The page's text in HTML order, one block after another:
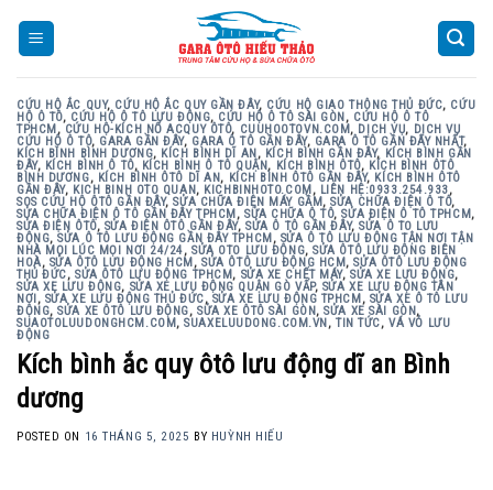
CỨU HỘ ẮC QUY, CỨU HỘ ẮC QUY GẦN ĐÂY, CỨU HỘ GIAO THÔNG THỦ ĐỨC, CỨU
HỘ Ô TÔ, CỨU HỘ Ô TÔ LƯU ĐỘNG, CỨU HỘ Ô TÔ SÀI GÒN, CỨU HỘ Ô TÔ
TPHCM, CỨU HỘ-KÍCH NỔ ACQUY ÔTÔ, CUUHOOTOVN.COM, DỊCH VỤ, DỊCH VỤ
CỨU HỘ Ô TÔ, GARA GẦN ĐÂY, GARA Ô TÔ GẦN ĐÂY, GARA Ô TÔ GẦN ĐÂY NHẤT,
KÍCH BÌNH BÌNH DƯƠNG, KÍCH BÌNH DĨ AN, KÍCH BÌNH GẦN ĐÂY, KÍCH BÌNH GẦN
ĐÂY, KÍCH BÌNH Ô TÔ, KÍCH BÌNH Ô TÔ QUẬN, KÍCH BÌNH ÔTÔ, KÍCH BÌNH ÔTÔ
BÌNH DƯƠNG, KÍCH BÌNH ÔTÔ DĨ AN, KÍCH BÌNH ÔTÔ GẦN ĐÂY, KÍCH BÌNH ÔTÔ
GẦN ĐÂY, KICH BINH OTO QUAN, KICHBINHOTO.COM, LIÊN HỆ:0933.254.933,
SOS CỨU HỘ ÔTÔ GẦN ĐÂY,SỬA CHỮA ĐIỆN MÁY GẦM,SỬA CHỮA ĐIỆN Ô TÔ,
SỬA CHỮA ĐIỆN Ô TÔ GẦN ĐÂY TPHCM,SỬA CHỮA Ô TÔ,SỬA ĐIỆN Ô TÔ TPHCM,
SỬA ĐIỆN ÔTÔ, SỬA ĐIỆN ÔTÔ GẦN ĐÂY,SỬA Ô TÔ GẦN ĐÂY,SỬA Ô TO LƯU
ĐỘNG,SỬA Ô TÔ LƯU ĐỘNG GẦN ĐÂY TPHCM, SỬA Ô TÔ LƯU ĐỘNG TẬN NƠI TẬN
NHÀ MỌI LÚC MỌI NƠI 24/24,SỬA OTO LƯU ĐỘNG,SỬA ÔTÔ LƯU ĐỘNG BIÊN
HOÀ, SỬA ÔTÔ LƯU ĐỘNG HCM,SỬA ÔTÔ LƯU ĐỘNG HCM,SỬA ÔTÔ LƯU ĐỘNG
THỦ ĐỨC,SỬA ÔTÔ LƯU ĐỘNG TPHCM, SỬA XE CHẾT MÁY,SỬA XE LƯU ĐỘNG,
SỬA XE LƯU ĐỘNG, SỬA XE LƯU ĐỘNG QUẬN GÒ VẤP, SỬA XE LƯU ĐỘNG TÂN
NƠI, SỬA XE LƯU ĐỘNG THỦ ĐỨC, SỬA XE LƯU ĐỘNG TPHCM, SỬA XE Ô TÔ LƯU
ĐỘNG,SỬA XE ÔTÔ LƯU ĐỘNG,SỬA XE ÔTÔ SÀI GÒN,SỬA XE SÀI GÒN,
SUAOTOLUUDONGHCM.COM,SUAXELUUDONG.COM.VN,TIN TỨC,VÁ VỎ LƯU
ĐỘNG
Kích bình ắc quy ôtô lưu động dĩ an Bình
dương
POSTED ON 16 THÁNG 5, 2025 BY HUỲNH HIẾU